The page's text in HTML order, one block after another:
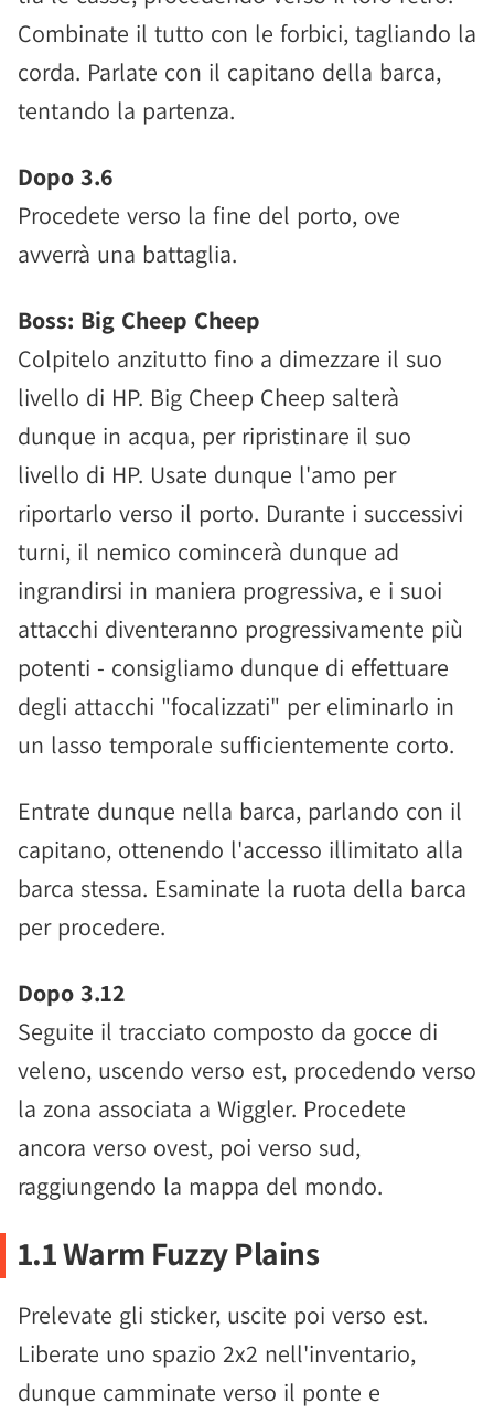
Combinate il tutto con le forbici, tagliando la
corda. Parlate con il capitano della barca,
tentando la partenza.
Dopo 3.6
Procedete verso la fine del porto, ove
avverrà una battaglia.
Boss: Big Cheep Cheep
Colpitelo anzitutto fino a dimezzare il suo
livello di HP. Big Cheep Cheep salterà
dunque in acqua, per ripristinare il suo
livello di HP. Usate dunque l'amo per
riportarlo verso il porto. Durante i successivi
turni, il nemico comincerà dunque ad
ingrandirsi in maniera progressiva, e i suoi
attacchi diventeranno progressivamente più
potenti - consigliamo dunque di effettuare
degli attacchi "focalizzati" per eliminarlo in
un lasso temporale sufficientemente corto.
Entrate dunque nella barca, parlando con il
capitano, ottenendo l'accesso illimitato alla
barca stessa. Esaminate la ruota della barca
per procedere.
Dopo 3.12
Seguite il tracciato composto da gocce di
veleno, uscendo verso est, procedendo verso
la zona associata a Wiggler. Procedete
ancora verso ovest, poi verso sud,
raggiungendo la mappa del mondo.
1.1 Warm Fuzzy Plains
Prelevate gli sticker, uscite poi verso est.
Liberate uno spazio 2x2 nell'inventario,
dunque camminate verso il ponte e